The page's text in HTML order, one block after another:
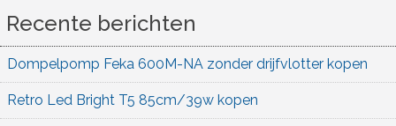
Recente berichten
Dompelpomp Feka 600M-NA zonder drijfvlotter kopen
Retro Led Bright T5 85cm/39w kopen